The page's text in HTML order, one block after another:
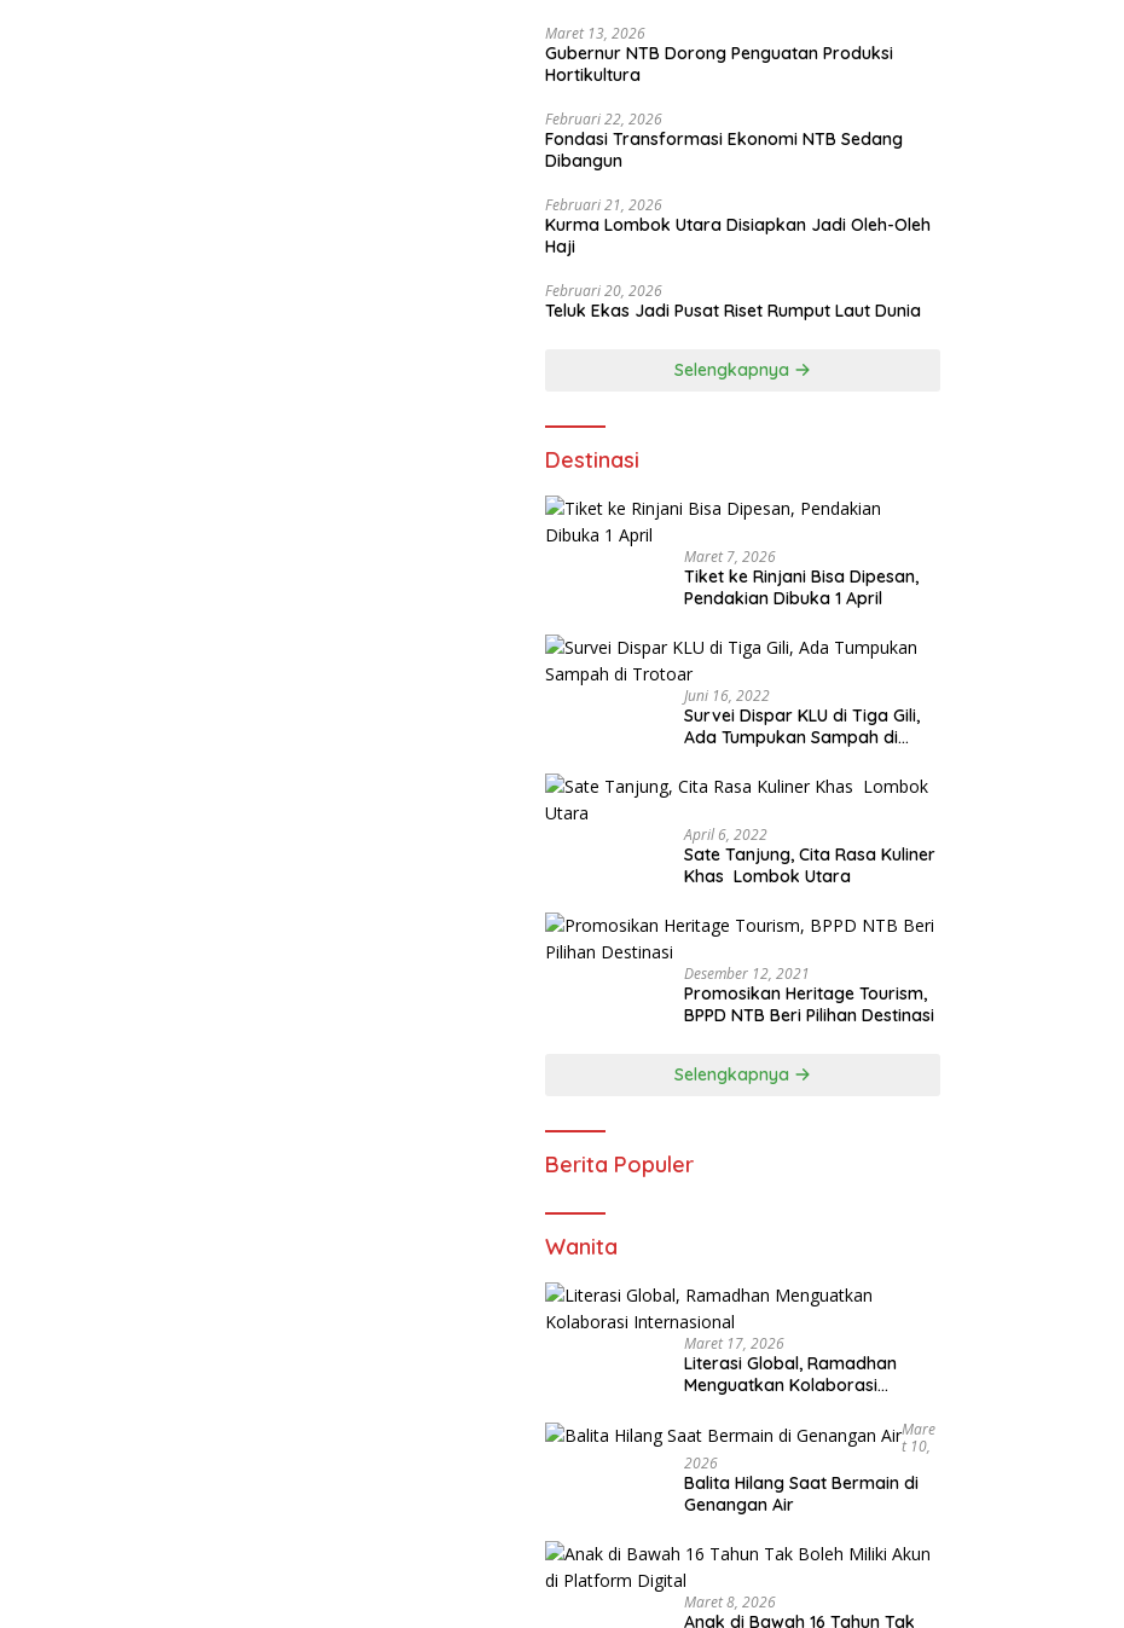
Maret 13, 2026
Gubernur NTB Dorong Penguatan Produksi
Hortikultura
Februari 22, 2026
Fondasi Transformasi Ekonomi NTB Sedang
Dibangun
Februari 21, 2026
Kurma Lombok Utara Disiapkan Jadi Oleh-Oleh
Haji
Februari 20, 2026
Teluk Ekas Jadi Pusat Riset Rumput Laut Dunia
Selengkapnya
Destinasi
Maret 7, 2026
Tiket ke Rinjani Bisa Dipesan,
Pendakian Dibuka 1 April
Juni 16, 2022
Survei Dispar KLU di Tiga Gili,
Ada Tumpukan Sampah di
April 6, 2022
Sate Tanjung, Cita Rasa Kuliner
Khas Lombok Utara
Desember 12, 2021
Promosikan Heritage Tourism,
BPPD NTB Beri Pilihan Destinasi
Selengkapnya
Berita Populer
Wanita
Maret 17, 2026
Literasi Global, Ramadhan
Menguatkan Kolaborasi
Mare
T 10,
2026
Balita Hilang Saat Bermain di
Genangan Air
Maret 8, 2026
Anak di Bawah 16 Tahun Tak